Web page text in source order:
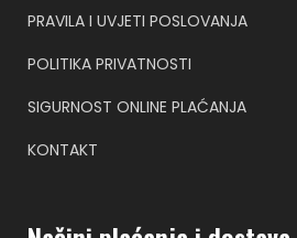
PRAVILA I UVJETI POSLOVANJA
POLITIKA PRIVATNOSTI
SIGURNOST ONLINE PLAĆANJA
KONTAKT